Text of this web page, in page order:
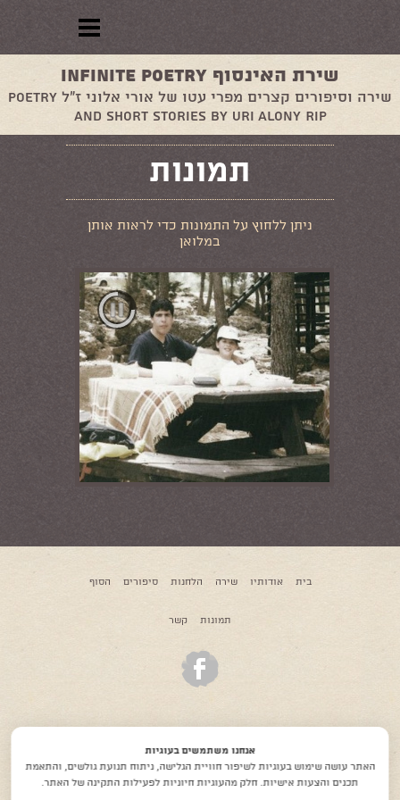
שירת האינסוף Infinite Poetry
שירה וסיפורים קצרים מפרי עטו של אורי אלוני ז"ל Poetry
and short stories by Uri Alony RIP
תמונות
ניתן ללחוץ על התמונות כדי לראות אותן
במלואן
בית אודותיו שירה הלחנות סיפורים הסוף
תמונות קשר
ולמשפחתו.
אנחנו משתמשים בעוגיות
האתר עושה שימוש בעוגיות לשיפור חוויית הגלישה, ניתוח תנועת גולשים, והתאמת
תכנים והצעות אישיות. חלק מהעוגיות חיוניות לפעילות התקינה של האתר.